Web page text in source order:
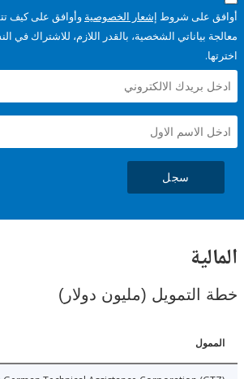
شروطإشعار الخصوصيةوأوافق على كيف تتم
الشخصية، بالقدر اللازم، للاشتراك في النشرات
(مليون دولار)